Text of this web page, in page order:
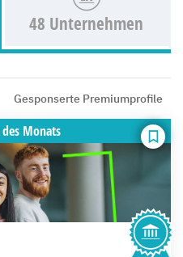
48 Unternehmen
Gesponserte Premiumprofile
des Monats